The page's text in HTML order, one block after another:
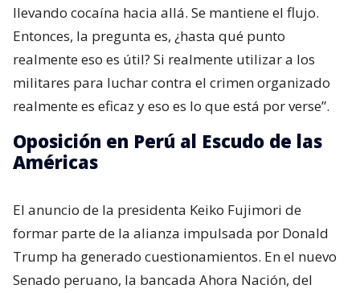
llevando cocaína hacia allá. Se mantiene el flujo.
Entonces, la pregunta es, ¿hasta qué punto
realmente eso es útil? Si realmente utilizar a los
militares para luchar contra el crimen organizado
realmente es eficaz y eso es lo que está por verse”.
Oposición en Perú al Escudo de las
Américas
El anuncio de la presidenta Keiko Fujimori de
formar parte de la alianza impulsada por Donald
Trump ha generado cuestionamientos. En el nuevo
Senado peruano, la bancada Ahora Nación, del